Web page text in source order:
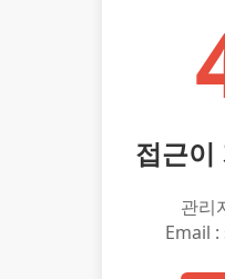
접근이
관리
Email